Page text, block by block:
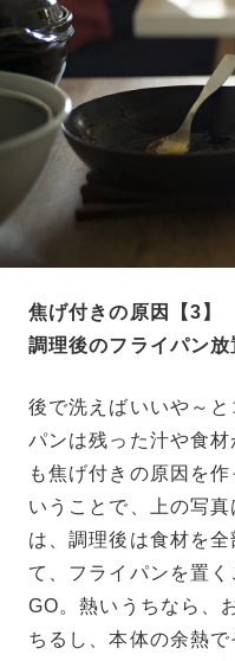
焦げ付きの原因【3】
調理後のフライパン放
後で洗えばいいや～
パンは残った汁や食
も焦げ付きの原因を
いうことで、上の写
は、調理後は食材を
て、フライパンを置
GO。熱いうちなら、
ちるし、本体の余熱